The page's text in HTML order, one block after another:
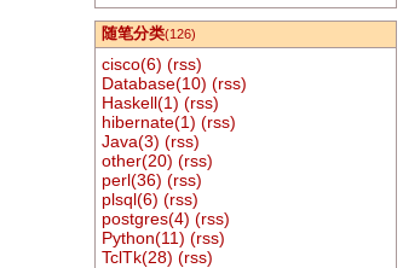
随笔分类(126)
cisco(6) (rss)
Database(10) (rss)
Haskell(1) (rss)
hibernate(1) (rss)
Java(3) (rss)
other(20) (rss)
perl(36) (rss)
plsql(6) (rss)
postgres(4) (rss)
Python(11) (rss)
TclTk(28) (rss)